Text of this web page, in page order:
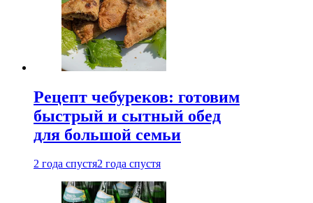
Рецепт чебуреков: готовим
быстрый и сытный обед
для большой семьи
2 года спустя2 года спустя